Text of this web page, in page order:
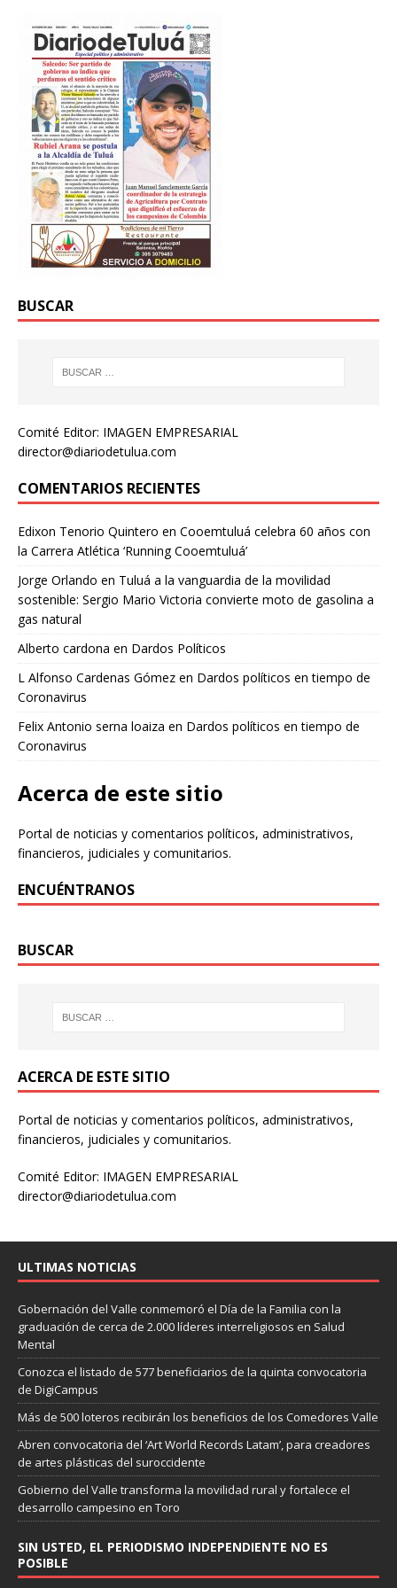
BUSCAR
Comité Editor: IMAGEN EMPRESARIAL
director@diariodetulua.com
COMENTARIOS RECIENTES
Edixon Tenorio Quintero en Cooemtuluá celebra 60 años con
la Carrera Atlética ‘Running Cooemtuluá’
Jorge Orlando en Tuluá a la vanguardia de la movilidad
sostenible: Sergio Mario Victoria convierte moto de gasolina a
gas natural
Alberto cardona en Dardos Políticos
L Alfonso Cardenas Gómez en Dardos políticos en tiempo de
Coronavirus
Felix Antonio serna loaiza en Dardos políticos en tiempo de
Coronavirus
Acerca de este sitio
Portal de noticias y comentarios políticos, administrativos,
financieros, judiciales y comunitarios.
ENCUÉNTRANOS
BUSCAR
ACERCA DE ESTE SITIO
Portal de noticias y comentarios políticos, administrativos,
financieros, judiciales y comunitarios.
Comité Editor: IMAGEN EMPRESARIAL
director@diariodetulua.com
ULTIMAS NOTICIAS
Gobernación del Valle conmemoró el Día de la Familia con la
graduación de cerca de 2.000 líderes interreligiosos en Salud
Mental
Conozca el listado de 577 beneficiarios de la quinta convocatoria
de DigiCampus
Más de 500 loteros recibirán los beneficios de los Comedores Valle
Abren convocatoria del ‘Art World Records Latam’, para creadores
de artes plásticas del suroccidente
Gobierno del Valle transforma la movilidad rural y fortalece el
desarrollo campesino en Toro
SIN USTED, EL PERIODISMO INDEPENDIENTE NO ES
POSIBLE